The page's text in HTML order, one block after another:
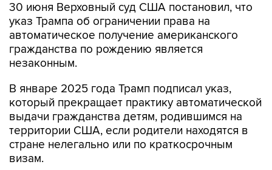
30 июня Верховный суд США постановил, что
указ Трампа об ограничении права на
автоматическое получение американского
гражданства по рождению является
незаконным.
В январе 2025 года Трамп подписал указ,
который прекращает практику автоматической
выдачи гражданства детям, родившимся на
территории США, если родители находятся в
стране нелегально или по краткосрочным
визам.